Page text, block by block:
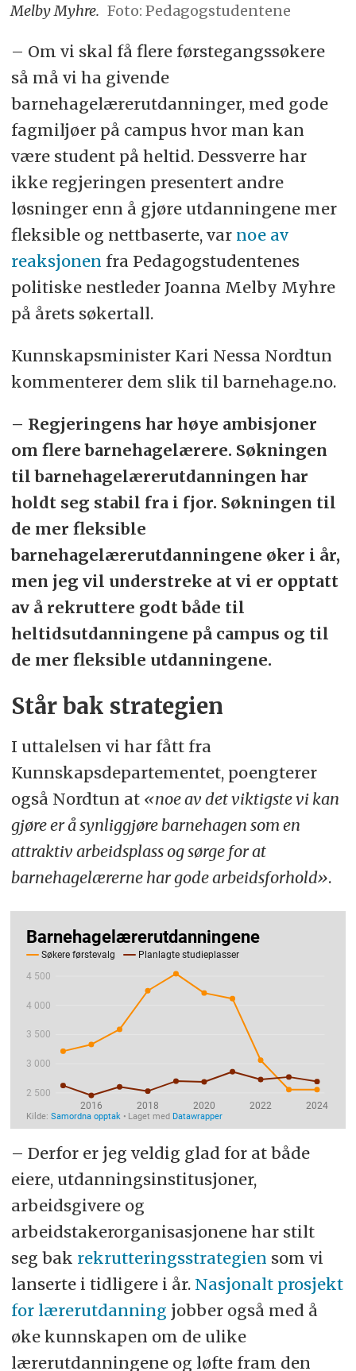
Melby Myhre. Foto: Pedagogstudentene
– Om vi skal få flere førstegangssøkere
så må vi ha givende
barnehagelærerutdanninger, med gode
fagmiljøer på campus hvor man kan
være student på heltid. Dessverre har
ikke regjeringen presentert andre
løsninger enn å gjøre utdanningene mer
fleksible og nettbaserte, var noe av
reaksjonen fra Pedagogstudentenes
politiske nestleder Joanna Melby Myhre
på årets søkertall.
Kunnskapsminister Kari Nessa Nordtun
kommenterer dem slik til barnehage.no.
– Regjeringens har høye ambisjoner
om flere barnehagelærere. Søkningen
til barnehagelærerutdanningen har
holdt seg stabil fra i fjor. Søkningen til
de mer fleksible
barnehagelærerutdanningene øker i år,
men jeg vil understreke at vi er opptatt
av å rekruttere godt både til
heltidsutdanningene på campus og til
de mer fleksible utdanningene.
Står bak strategien
I uttalelsen vi har fått fra
Kunnskapsdepartementet, poengterer
også Nordtun at «noe av det viktigste vi kan
gjøre er å synliggjøre barnehagen som en
attraktiv arbeidsplass og sørge for at
barnehagelærerne har gode arbeidsforhold».
– Derfor er jeg veldig glad for at både
eiere, utdanningsinstitusjoner,
arbeidsgivere og
arbeidstakerorganisasjonene har stilt
seg bak rekrutteringsstrategien som vi
lanserte i tidligere i år. Nasjonalt prosjekt
for lærerutdanning jobber også med å
øke kunnskapen om de ulike
lærerutdanningene og løfte fram den